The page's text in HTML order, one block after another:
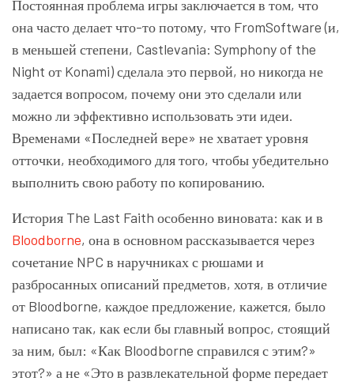
Постоянная проблема игры заключается в том, что
она часто делает что-то потому, что FromSoftware (и,
в меньшей степени, Castlevania: Symphony of the
Night от Konami) сделала это первой, но никогда не
задается вопросом, почему они это сделали или
можно ли эффективно использовать эти идеи.
Временами «Последней вере» не хватает уровня
отточки, необходимого для того, чтобы убедительно
выполнить свою работу по копированию.
История The Last Faith особенно виновата: как и в
Bloodborne, она в основном рассказывается через
сочетание NPC в наручниках с рюшами и
разбросанных описаний предметов, хотя, в отличие
от Bloodborne, каждое предложение, кажется, было
написано так, как если бы главный вопрос, стоящий
за ним, был: «Как Bloodborne справился с этим?»
этот?» а не «Это в развлекательной форме передает